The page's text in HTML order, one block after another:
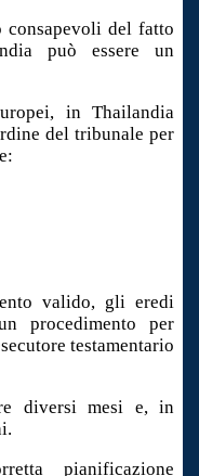
del fatto
può essere un
in Thailandia
del tribunale per
valido, gli eredi
procedimento per
testamentario
diversi mesi e, in
pianificazione